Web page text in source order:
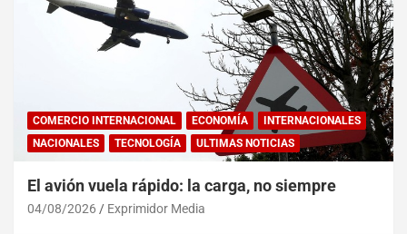
COMERCIO INTERNACIONAL ECONOMÍA
INTERNACIONALES
NACIONALES
TECNOLOGÍA ULTIMAS NOTICIAS
El avión vuela rápido: la carga, no siempre
04/08/2026 Exprimidor Media